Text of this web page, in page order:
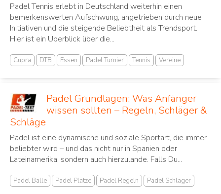
Padel Tennis erlebt in Deutschland weiterhin einen
bemerkenswerten Aufschwung, angetrieben durch neue
Initiativen und die steigende Beliebtheit als Trendsport.
Hier ist ein Überblick über die...
Cupra DTB Essen Padel Turnier Tennis Vereine
Padel Grundlagen: Was Anfänger
wissen sollten – Regeln, Schläger &
Schläge
Padel ist eine dynamische und soziale Sportart, die immer
beliebter wird – und das nicht nur in Spanien oder
Lateinamerika, sondern auch hierzulande. Falls Du...
Padel Bälle Padel Plätze Padel Regeln Padel Schläger